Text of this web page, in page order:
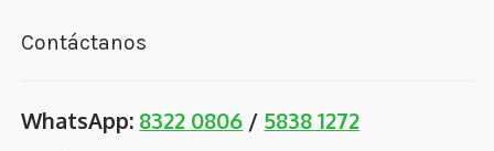
Contáctanos
WhatsApp: 8322 0806 / 5838 1272